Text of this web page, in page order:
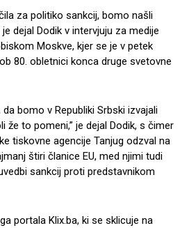
za politiko sankcij, bomo našli
dejal Dodik v intervjuju za medije
Moskve, kjer se je v petek
80. obletnici konca druge svetovne
bomo v Republiki Srbski izvajali
že to pomeni,” je dejal Dodik, s čimer
tiskovne agencije Tanjug odzval na
štiri članice EU, med njimi tudi
sankcij proti predstavnikom
portala Klix.ba, ki se sklicuje na